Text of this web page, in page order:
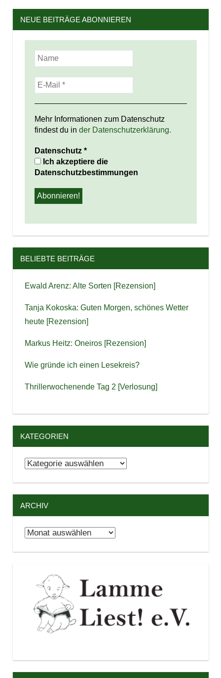
NEUE BEITRÄGE ABONNIEREN
Mehr Informationen zum Datenschutz
findest du in der Datenschutzerklärung.
Datenschutz *
Ich akzeptiere die
Datenschutzbestimmungen
BELIEBTE BEITRÄGE
Ewald Arenz: Alte Sorten [Rezension]
Tanja Kokoska: Guten Morgen, schönes Wetter
heute [Rezension]
Markus Heitz: Oneiros [Rezension]
Wie gründe ich einen Lesekreis?
Thrillerwochenende Tag 2 [Verlosung]
KATEGORIEN
Kategorien
ARCHIV
Archiv